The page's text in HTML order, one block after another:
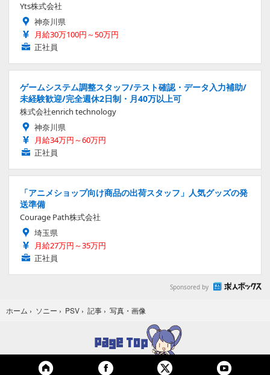
Yts株式会社
神奈川県
月給30万100円～50万円
正社員
ゲームシステム調整スタッフ/テスト確認・データ入力補助/
未経験歓迎/完全週休2日制・月40万以上可
株式会社enrich technology
神奈川県
月給34万円～60万円
正社員
「アニメショップ向け商品の出荷スタッフ」人気グッズの発
送準備
Courage Path株式会社
埼玉県
月給27万円～35万円
正社員
Sponsored by
ホーム › ソニー › PSV › 記事 › 写真・画像